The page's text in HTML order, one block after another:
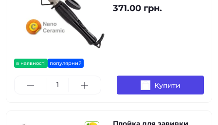
в наявності популярний
371.00 грн.
Купити